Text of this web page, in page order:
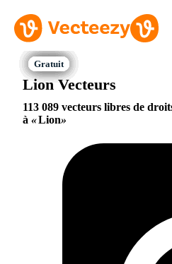
Lion Vecteurs
113 089 vecteurs libres de
à
Lion